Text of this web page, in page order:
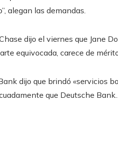
alegan las demandas.
dijo el viernes que Jane
equivocada, carece de
dijo que brindó «servicios
que Deutsche